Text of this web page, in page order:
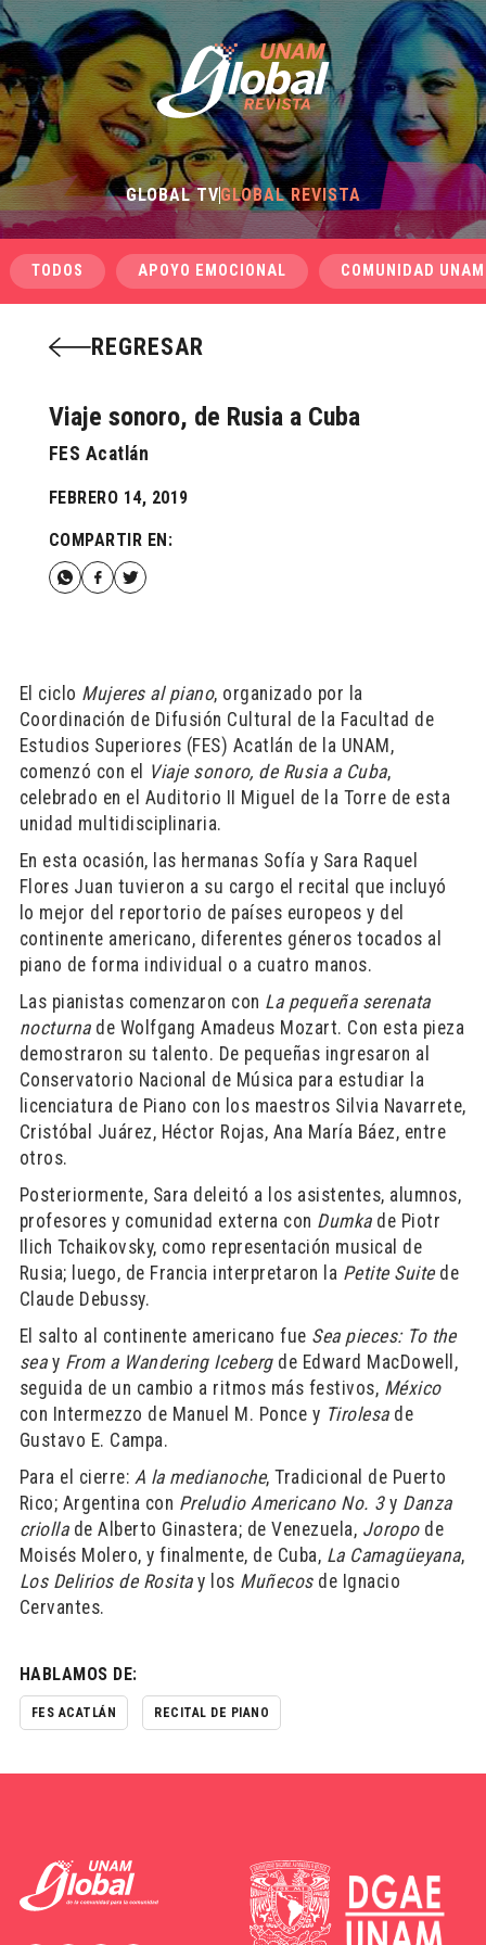
GLOBAL TVGLOBAL REVISTA
TODOS APOYO EMOCIONAL COMUNIDAD UNAM
REGRESAR
Viaje sonoro, de Rusia a Cuba
FES Acatlán
FEBRERO 14, 2019
COMPARTIR EN:
El ciclo Mujeres al piano, organizado por la
Coordinación de Difusión Cultural de la Facultad de
Estudios Superiores (FES) Acatlán de la UNAM,
comenzó con el Viaje sonoro, de Rusia a Cuba,
celebrado en el Auditorio II Miguel de la Torre de esta
unidad multidisciplinaria.
En esta ocasión, las hermanas Sofía y Sara Raquel
Flores Juan tuvieron a su cargo el recital que incluyó
lo mejor del reportorio de países europeos y del
continente americano, diferentes géneros tocados al
piano de forma individual o a cuatro manos.
Las pianistas comenzaron con La pequeña serenata
nocturnade Wolfgang Amadeus Mozart. Con esta pieza
demostraron su talento. De pequeñas ingresaron al
Conservatorio Nacional de Música para estudiar la
licenciatura de Piano con los maestros Silvia Navarrete,
Cristóbal Juárez, Héctor Rojas, Ana María Báez, entre
otros.
Posteriormente, Sara deleitó a los asistentes, alumnos,
profesores y comunidad externa con Dumka de Piotr
Ilich Tchaikovsky, como representación musical de
Rusia; luego, de Francia interpretaron la Petite Suitede
Claude Debussy.
El salto al continente americano fue Sea pieces: To the
sea y From a Wandering Icebergde Edward MacDowell,
seguida de un cambio a ritmos más festivos, México
con Intermezzo de Manuel M. Ponce y Tirolesade
Gustavo E. Campa.
Para el cierre: A la medianoche, Tradicional de Puerto
Rico; Argentina con Preludio Americano No. 3y Danza
criollade Alberto Ginastera; de Venezuela, Joropo de
Moisés Molero, y finalmente, de Cuba, La Camagüeyana,
Los Delirios de Rositay los Muñecosde Ignacio
Cervantes.
HABLAMOS DE:
FES ACATLÁN RECITAL DE PIANO